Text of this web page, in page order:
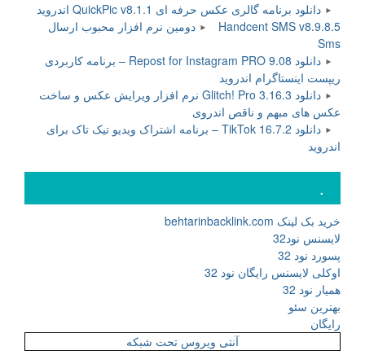
دانلود برنامه گالری عکس حرفه ای QuickPic v8.1.1 اندروید
Handcent SMS v8.9.8.5 دومین نرم افزار محبوب ارسال
Sms
دانلود Repost for Instagram PRO 9.08 – برنامه کاربردی
ریپست اینستاگرام اندروید
دانلود Glitch! Pro 3.16.3 نرم افزار ویرایش عکس و ساخت
عکس های مبهم و ناقص اندروی
دانلود TikTok 16.7.2 – برنامه اشتراک ویدیو تیک تاک برای
اندروید
.
خرید بک لینک behtarinbacklink.com
لایسنس نود32
پسورد نود 32
اوکلی لایسنس رایگان نود 32
همیار نود 32
بهترین سئو
رایگان
آنتی ویروس تحت شبکه